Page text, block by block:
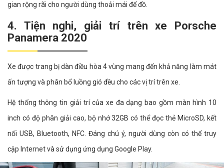
gian rộng rãi cho người dùng thoải mái để đồ.
4. Tiện nghi, giải trí trên xe Porsche
Panamera 2020
Xe được trang bị dàn điều hòa 4 vùng mang đến khả năng làm mát
ấn tượng và phân bổ luồng gió đều cho các vị trí trên xe.
Hệ thống thông tin giải trí của xe đa dạng bao gồm màn hình 10
inch có độ phân giải cao, bộ nhớ 32GB có thể đọc thẻ MicroSD, kết
nối USB, Bluetooth, NFC. Đáng chú ý, người dùng còn có thể truy
cập Internet và sử dụng ứng dụng Google Play.